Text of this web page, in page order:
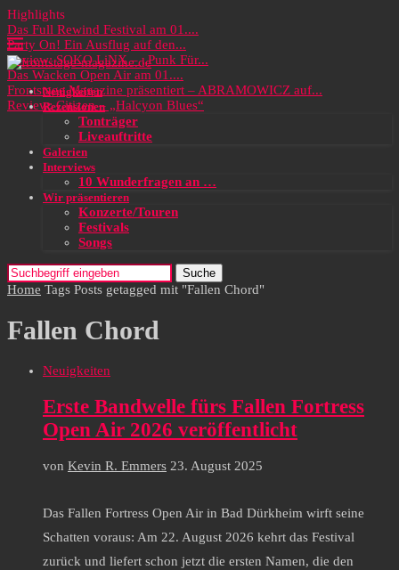
Highlights
Das Full Rewind Festival am 01....
Party On! Ein Ausflug auf den...
Review: SOKO LiNX – „Punk Für...
Das Wacken Open Air am 01....
Frontstage Magazine präsentiert – ABRAMOWICZ auf...
Review: Citizen – „Halcyon Blues“
Neuigkeiten
Rezensionen
Tonträger
Liveauftritte
Galerien
Interviews
10 Wunderfragen an …
Wir präsentieren
Konzerte/Touren
Festivals
Songs
Suche
Home Tags Posts getagged mit "Fallen Chord"
Fallen Chord
Neuigkeiten
Erste Bandwelle fürs Fallen Fortress
Open Air 2026 veröffentlicht
von Kevin R. Emmers 23. August 2025
Das Fallen Fortress Open Air in Bad Dürkheim wirft seine
Schatten voraus: Am 22. August 2026 kehrt das Festival
zurück und liefert schon jetzt die ersten Namen, die den